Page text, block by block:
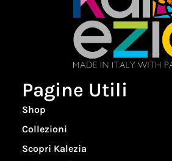
Pagine Utili
Shop
Collezioni
Scopri Kalezia